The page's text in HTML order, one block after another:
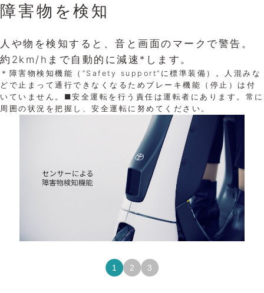
障害物を検知
人や物を検知すると、音と画面のマークで警告。
約2km/hまで自動的に減速*します。
＊障害物検知機能（“Safety support”に標準装備）。人混みな
どで止まって通行できなくなるためブレーキ機能（停止）は付
いていません。■安全運転を行う責任は運転者にあります。常に
周囲の状況を把握し、安全運転に努めてください。
自動的に減速
カーブなどでハンドルを切る角度が大きいとき、
坂道を降りる際に速度が速いときは、自動的に速
度を抑えます。
誤発進防止
操作ミスによる誤発進を防ぐため、アクセルレバ
ーはハンドルの上面から隠して設置。意識して押
さない限り、発進することができません。
1 2 3